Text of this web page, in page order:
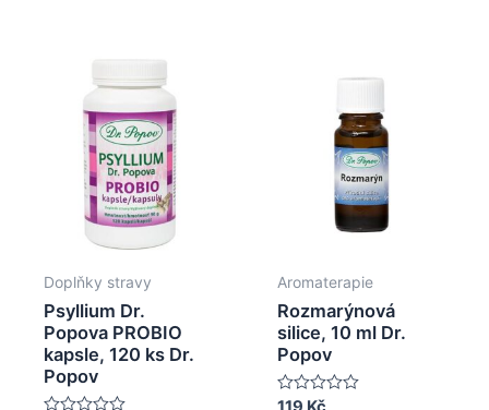
Doplňky stravy
Psyllium Dr.
Popova PROBIO
kapsle, 120 ks Dr.
Popov
Aromaterapie
Rozmarýnová
silice, 10 ml Dr.
Popov
Hodnocení